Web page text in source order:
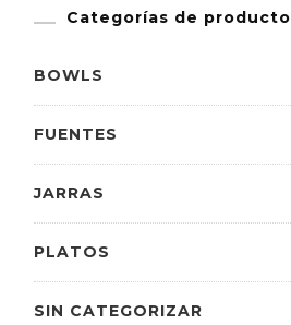
Categorías de producto
BOWLS
FUENTES
JARRAS
PLATOS
SIN CATEGORIZAR